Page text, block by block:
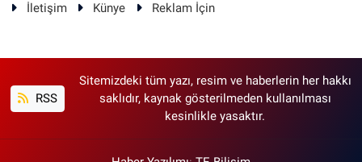
İletişim Künye Reklam İçin
RSS
Sitemizdeki tüm yazı, resim ve haberlerin her hakkı
saklıdır, kaynak gösterilmeden kullanılması
kesinlikle yasaktır.